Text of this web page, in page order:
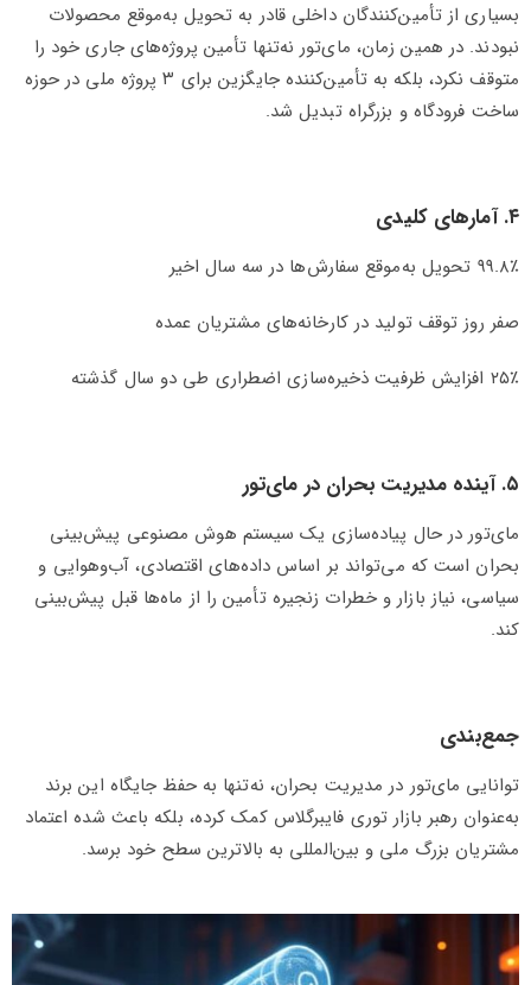
بسیاری از تأمین‌کنندگان داخلی قادر به تحویل به‌موقع محصولات
نبودند. در همین زمان، مای‌تور نه‌تنها تأمین پروژه‌های جاری خود را
متوقف نکرد، بلکه به تأمین‌کننده جایگزین برای ۳ پروژه ملی در حوزه
ساخت فرودگاه و بزرگراه تبدیل شد.
۴. آمارهای کلیدی
۹۹.۸٪ تحویل به‌موقع سفارش‌ها در سه سال اخیر
صفر روز توقف تولید در کارخانه‌های مشتریان عمده
۲۵٪ افزایش ظرفیت ذخیره‌سازی اضطراری طی دو سال گذشته
۵. آینده مدیریت بحران در مای‌تور
مای‌تور در حال پیاده‌سازی یک سیستم هوش مصنوعی پیش‌بینی
بحران است که می‌تواند بر اساس داده‌های اقتصادی، آب‌وهوایی و
سیاسی، نیاز بازار و خطرات زنجیره تأمین را از ماه‌ها قبل پیش‌بینی
کند.
جمع‌بندی
توانایی مای‌تور در مدیریت بحران، نه‌تنها به حفظ جایگاه این برند
به‌عنوان رهبر بازار توری فایبرگلاس کمک کرده، بلکه باعث شده اعتماد
مشتریان بزرگ ملی و بین‌المللی به بالاترین سطح خود برسد.